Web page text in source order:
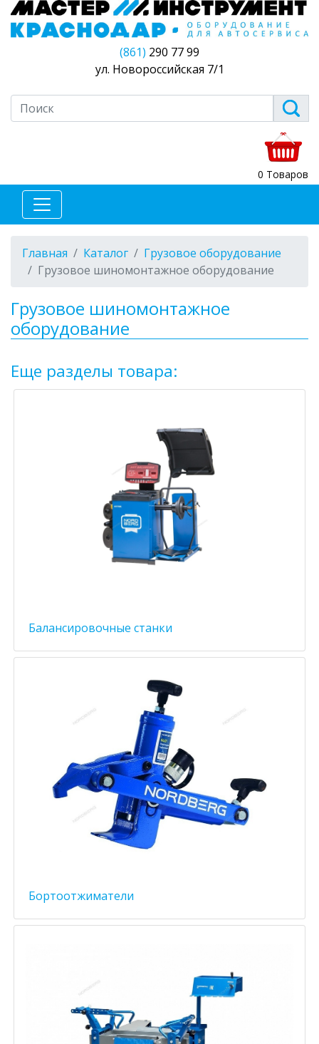
(861) 290 77 99
ул. Новороссийская 7/1
0 Товаров
Главная Каталог
Грузовое оборудование
Грузовое шиномонтажное оборудование
Грузовое шиномонтажное
оборудование
Еще разделы товара:
Балансировочные станки
Бортоотжиматели